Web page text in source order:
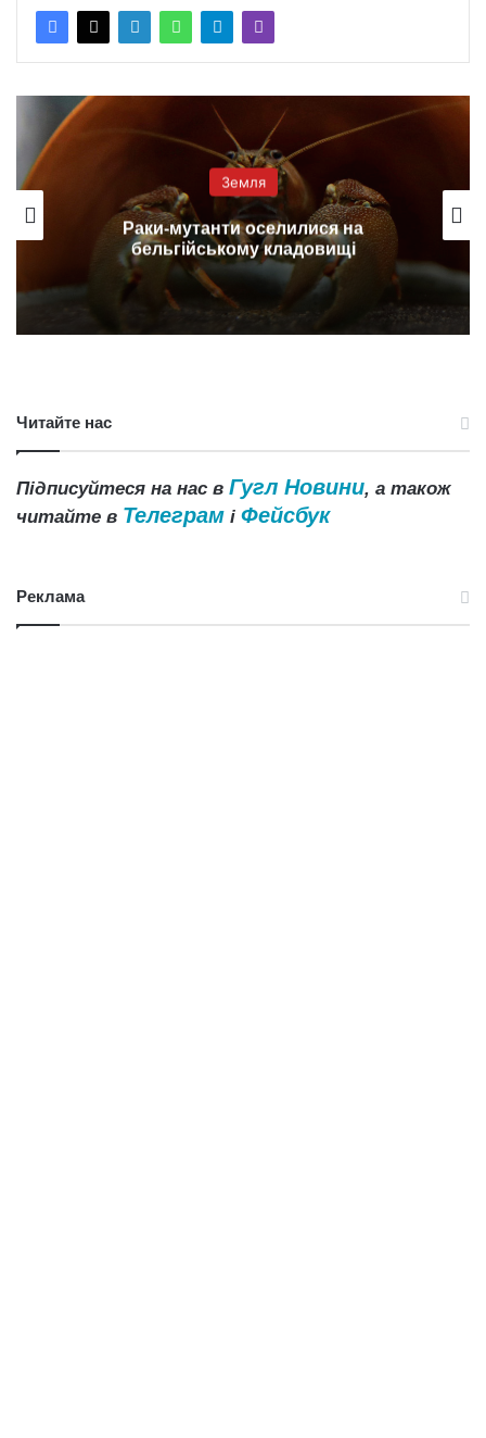
Земля
Раки-мутанти оселилися на
бельгійському кладовищі
Читайте нас
Підписуйтеся на нас в Гугл Новини, а також
читайте в Телеграм і Фейсбук
Реклама